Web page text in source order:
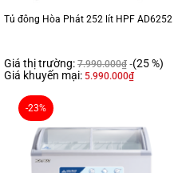
Tủ đông Hòa Phát 252 lít HPF AD6252
Giá thị trường: 7.990.000₫ (25 %)
Giá khuyến mại: 5.990.000₫
-23%